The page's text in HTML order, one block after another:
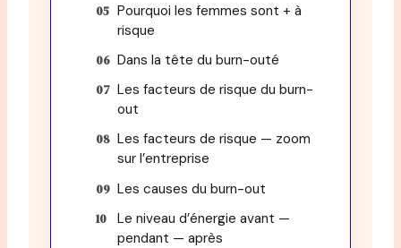
Pourquoi les femmes sont + à
risque
Dans la tête du burn-outé
Les facteurs de risque du burn-
out
Les facteurs de risque — zoom
sur l’entreprise
Les causes du burn-out
Le niveau d’énergie avant —
pendant — après